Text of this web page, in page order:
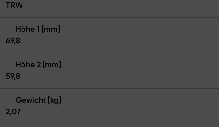
TRW
Höhe 1 [mm]
69,8
Höhe 2 [mm]
59,8
Gewicht [kg]
2,07